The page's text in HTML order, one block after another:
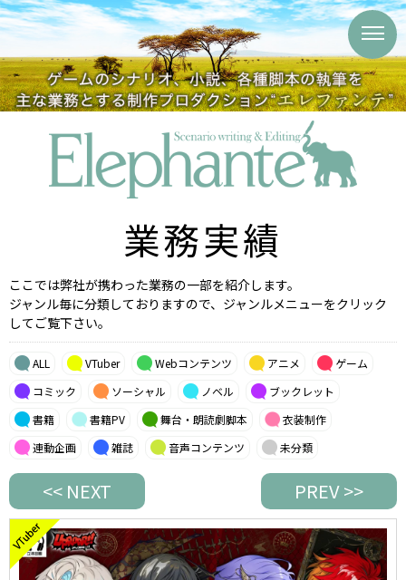
業務実績
ここでは弊社が携わった業務の一部を紹介します。
ジャンル毎に分類しておりますので、ジャンルメニューをクリック
してご覧下さい。
ALL VTuber Webコンテンツ アニメ
ゲーム
コミック
ソーシャル ノベル
ブックレット
書籍
書籍PV 舞台・朗読劇脚本
衣装制作
連動企画
雑誌 音声コンテンツ 未分類
<< NEXT PREV >>